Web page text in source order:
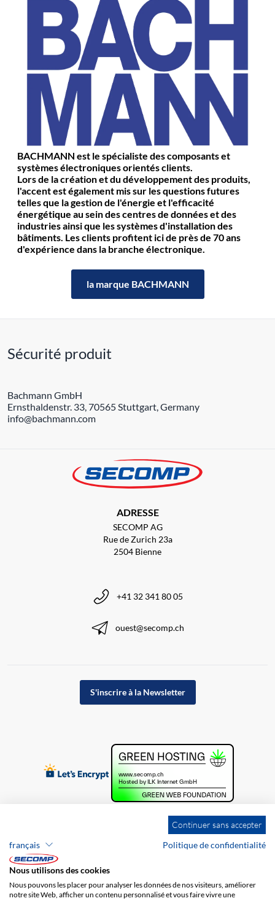
BACHMANN est le spécialiste des composants et
systèmes électroniques orientés clients.
Lors de la création et du développement des produits,
l'accent est également mis sur les questions futures
telles que la gestion de l'énergie et l'efficacité
énergétique au sein des centres de données et des
industries ainsi que les systèmes d'installation des
bâtiments. Les clients profitent ici de près de 70 ans
d'expérience dans la branche électronique.
la marque BACHMANN
Sécurité produit
Bachmann GmbH
Ernsthaldenstr. 33, 70565 Stuttgart, Germany
info@bachmann.com
ADRESSE
SECOMP AG
Rue de Zurich 23a
2504 Bienne
+41 32 341 80 05
ouest@secomp.ch
S'inscrire à la Newsletter
Continuer sans accepter
français
Politique de confidentialité
Nous utilisons des cookies
Nous pouvons les placer pour analyser les données de nos visiteurs, améliorer
notre site Web, afficher un contenu personnalisé et vous faire vivre une